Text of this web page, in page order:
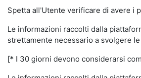
Spetta all'Utente verificare di avere i
Le informazioni raccolti dalla
strettamente necessario a svolgere
[* I 30 giorni devono considerarsi